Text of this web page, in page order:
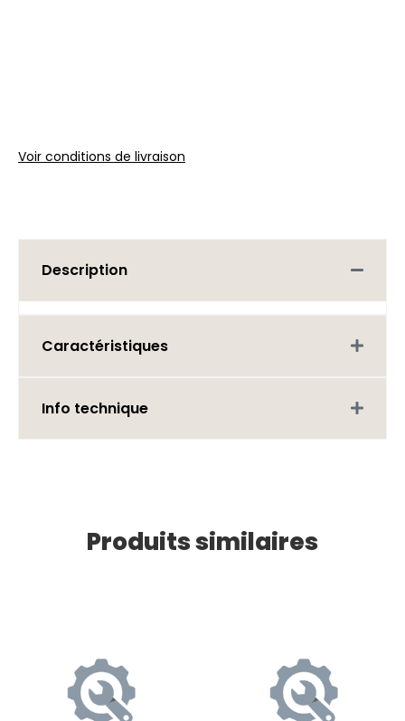
Voir conditions de livraison
Description
Caractéristiques
Info technique
Produits similaires